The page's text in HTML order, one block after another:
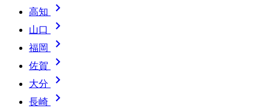
高知 
山口 
福岡 
佐賀 
大分 
長崎 